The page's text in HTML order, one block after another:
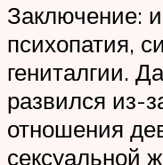
Заключение:
психопатия,
гениталгии.
развился из-
отношения
сексуальной